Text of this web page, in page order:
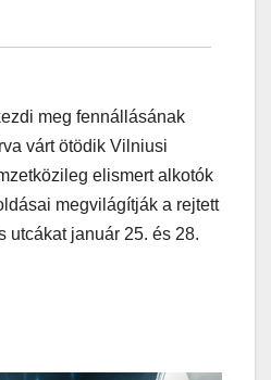
meg fennállásának
várt ötödik Vilniusi
elismert alkotók
megvilágítják a rejtett
utcákat január 25. és 28.